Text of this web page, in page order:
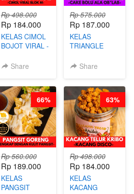
Rp 498.000
Rp 184.000
KELAS CIMOL
BOJOT VIRAL -
BLOK M -BY
JUNI)
Share
Rp 575.000
Rp 187.000
KELAS
TRIANGLE
CAKE BOLU
Share
Rp 560.000
Rp 189.000
KELAS
PANGSIT
66%
Rp 498.000
Rp 184.000
KELAS
KACANG
63%